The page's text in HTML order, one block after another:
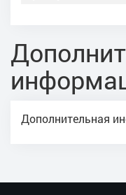
Дополнительная